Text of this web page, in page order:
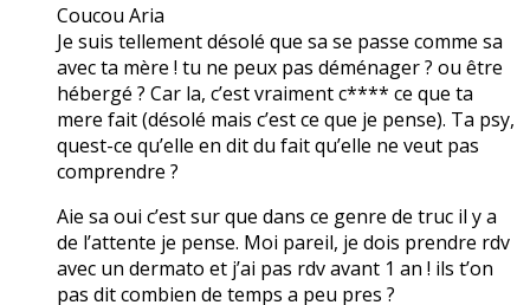
Coucou Aria
Je suis tellement désolé que sa se passe comme sa
avec ta mère ! tu ne peux pas déménager ? ou être
hébergé ? Car la, c’est vraiment c**** ce que ta
mere fait (désolé mais c’est ce que je pense). Ta psy,
quest-ce qu’elle en dit du fait qu’elle ne veut pas
comprendre ?
Aie sa oui c’est sur que dans ce genre de truc il y a
de l’attente je pense. Moi pareil, je dois prendre rdv
avec un dermato et j’ai pas rdv avant 1 an ! ils t’on
pas dit combien de temps a peu pres ?